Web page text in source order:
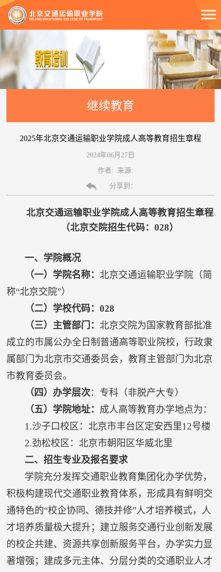
继续教育
2025年北京交通运输职业学院成人高等教育招生章程
2024年06月27日
作者: 来源:
分享到：
北京交通运输职业学院成人高等教育招生章程
（北京交院招生代码：028）
一、学院概况
（一）学院名称： 北京交通运输职业学院（简
称“北京交院”）
（二）学校代码：028
（三）主管部门： 北京交院为国家教育部批准
成立的市属公办全日制普通高等职业院校，行政隶
属部门为北京市交通委员会，教育主管部门为北京
市教育委员会。
（四）办学层次：专科（非脱产大专）
（五）学院地址： 成人高等教育办学地点为：
1.沙子口校区：北京市丰台区定安西里12号楼
2.劲松校区：北京市朝阳区华威北里
二、招生专业及报名要求
学院充分发挥交通职业教育集团化办学优势，
积极构建现代交通职业教育体系，形成具有鲜明交
通特色的“校企协同、德技并修”人才培养模式，人
才培养质量极大提升；建立服务交通行业创新发展
的校企共建、资源共享创新服务平台，办学实力显
著增强；建成多元主体、分层分类的交通职业人才